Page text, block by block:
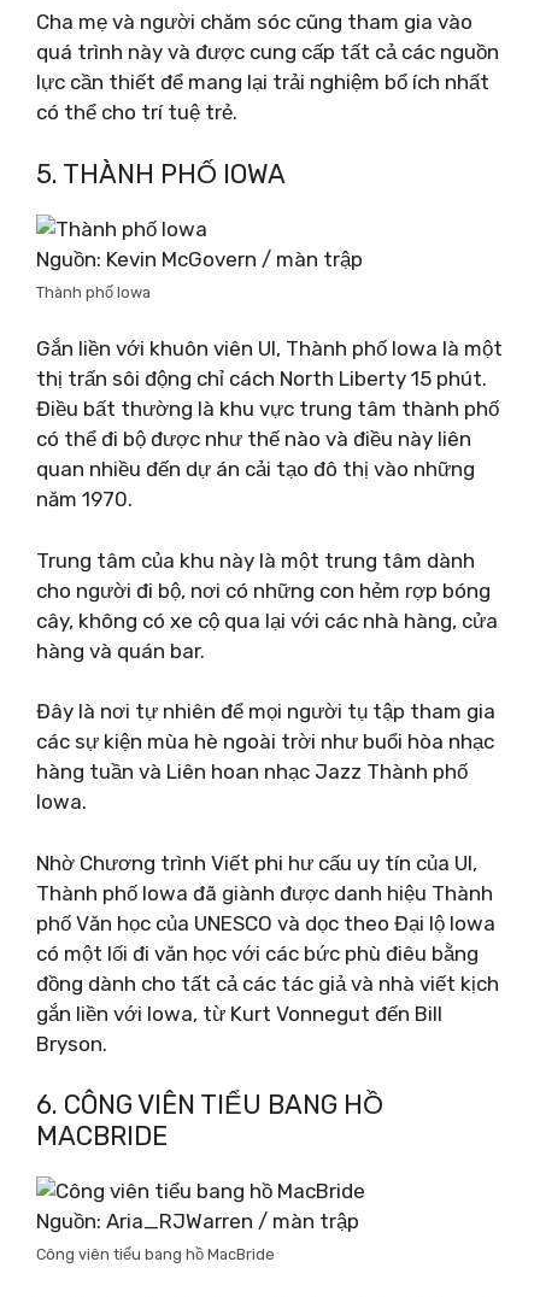
Cha mẹ và người chăm sóc cũng tham gia vào
quá trình này và được cung cấp tất cả các nguồn
lực cần thiết để mang lại trải nghiệm bổ ích nhất
có thể cho trí tuệ trẻ.
5. THÀNH PHỐ IOWA
Nguồn: Kevin McGovern / màn trập
Thành phố Iowa
Gắn liền với khuôn viên UI, Thành phố Iowa là một
thị trấn sôi động chỉ cách North Liberty 15 phút.
Điều bất thường là khu vực trung tâm thành phố
có thể đi bộ được như thế nào và điều này liên
quan nhiều đến dự án cải tạo đô thị vào những
năm 1970.
Trung tâm của khu này là một trung tâm dành
cho người đi bộ, nơi có những con hẻm rợp bóng
cây, không có xe cộ qua lại với các nhà hàng, cửa
hàng và quán bar.
Đây là nơi tự nhiên để mọi người tụ tập tham gia
các sự kiện mùa hè ngoài trời như buổi hòa nhạc
hàng tuần và Liên hoan nhạc Jazz Thành phố
Iowa.
Nhờ Chương trình Viết phi hư cấu uy tín của UI,
Thành phố Iowa đã giành được danh hiệu Thành
phố Văn học của UNESCO và dọc theo Đại lộ Iowa
có một lối đi văn học với các bức phù điêu bằng
đồng dành cho tất cả các tác giả và nhà viết kịch
gắn liền với Iowa, từ Kurt Vonnegut đến Bill
Bryson.
6. CÔNG VIÊN TIỂU BANG HỒ
MACBRIDE
Nguồn: Aria_RJWarren / màn trập
Công viên tiểu bang hồ MacBride